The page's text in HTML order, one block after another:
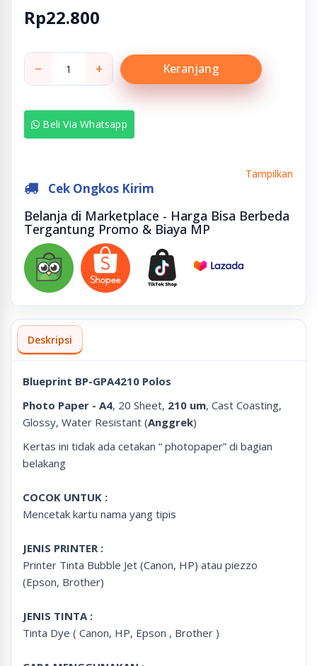
Rp22.800
− + Keranjang
Beli Via Whatsapp
Cek Ongkos Kirim
Tampilkan
Belanja di Marketplace - Harga Bisa Berbeda
Tergantung Promo & Biaya MP
Deskripsi
Blueprint BP-GPA4210 Polos
Photo Paper - A4, 20 Sheet, 210 um, Cast Coasting,
Glossy, Water Resistant (Anggrek)
Kertas ini tidak ada cetakan “ photopaper” di bagian
belakang
COCOK UNTUK :
Mencetak kartu nama yang tipis
JENIS PRINTER :
Printer Tinta Bubble Jet (Canon, HP) atau piezzo
(Epson, Brother)
JENIS TINTA :
Tinta Dye ( Canon, HP, Epson , Brother )